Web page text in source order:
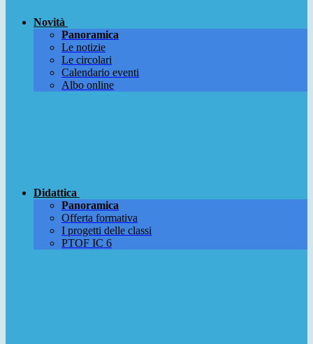
Novità
Panoramica
Le notizie
Le circolari
Calendario eventi
Albo online
Didattica
Panoramica
Offerta formativa
I progetti delle classi
PTOF IC 6